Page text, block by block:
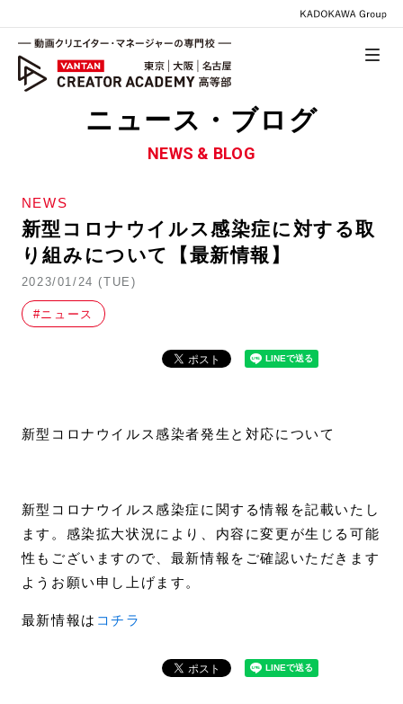
ニュース・ブログ
NEWS & BLOG
NEWS
新型コロナウイルス感染症に対する取
り組みについて【最新情報】
2023/01/24 (TUE)
#ニュース
新型コロナウイルス感染者発生と対応について
新型コロナウイルス感染症に関する情報を記載いたし
ます。感染拡大状況により、内容に変更が生じる可能
性もございますので、最新情報をご確認いただきます
ようお願い申し上げます。
最新情報は コチラ